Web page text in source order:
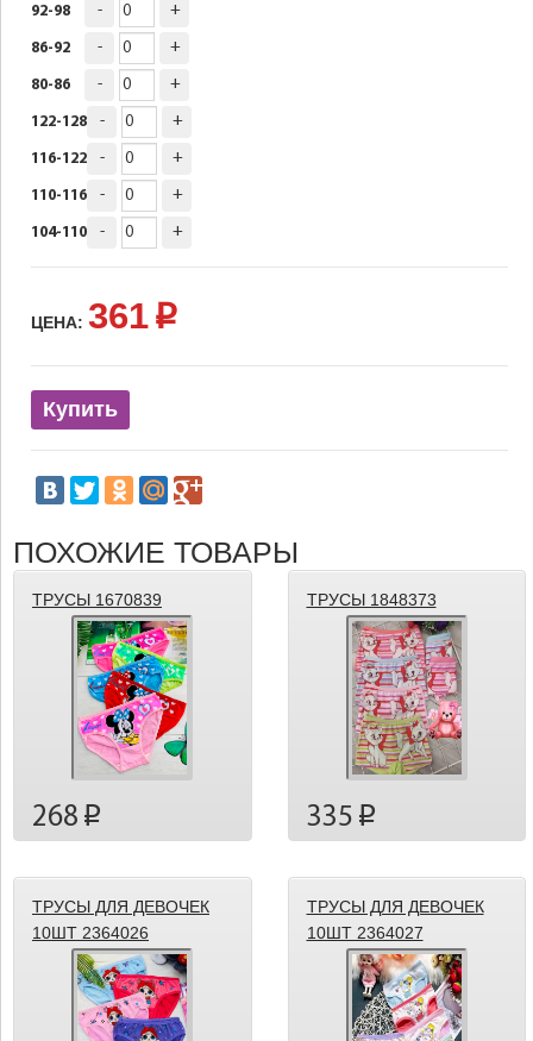
92-98 - +
86-92 - +
80-86 - +
122-128 - +
116-122 - +
110-116 - +
104-110 - +
ЦЕНА: 361 p
Купить
ПОХОЖИЕ ТОВАРЫ
ТРУСЫ 1670839
268 p
ТРУСЫ 1848373
335 p
ТРУСЫ ДЛЯ ДЕВОЧЕК
10ШТ 2364026
ТРУСЫ ДЛЯ ДЕВОЧЕК
10ШТ 2364027